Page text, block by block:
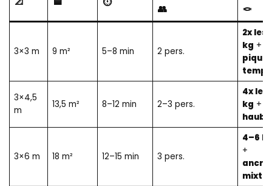
👥
🪢
3×3 m 9 m² 5–8 min 2 pers.
2x
kg +
3×4,5
m
13,5 m² 8–12 min 2–3 pers.
4x
kg +
3×6 m 18 m² 12–15 min 3 pers.
4–6
+
mixte